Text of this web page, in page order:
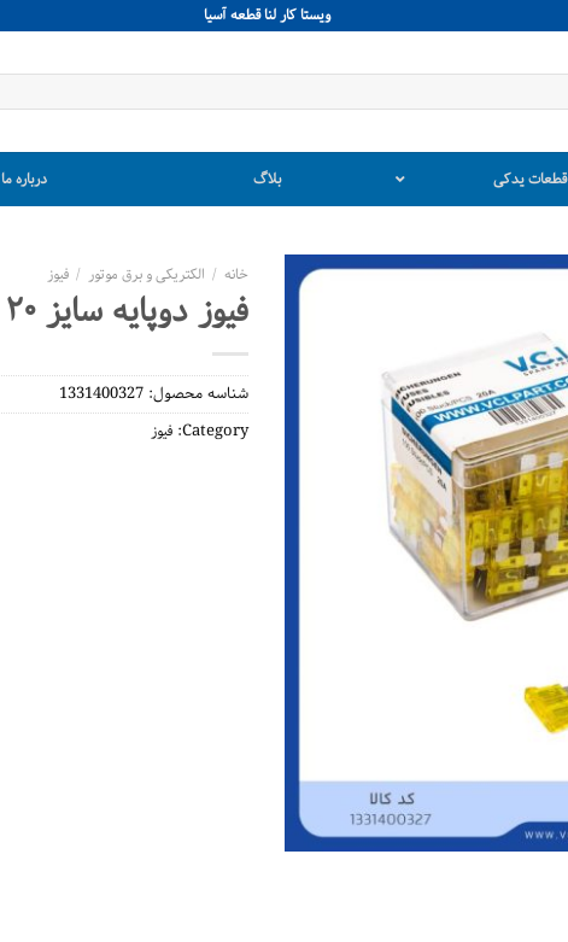
ويستا كار لنا قطعه آسيا
قطعات یدکی بلاگ درباره ما
خانه / الکتریکی و برق موتور / فیوز
فیوز دوپایه سایز ۲۰
شناسه محصول: 1331400327
Category: فیوز